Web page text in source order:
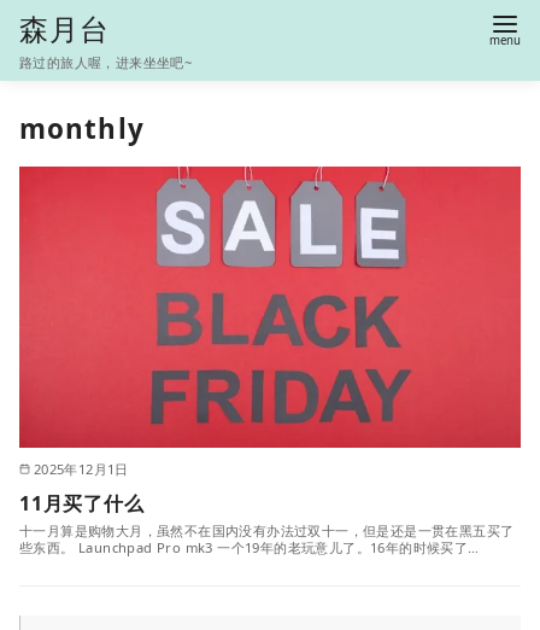
i
森月台
路过的旅人喔，进来坐坐吧~
monthly
2025年12月1日
11月买了什么
十一月算是购物大月，虽然不在国内没有办法过双十一，但是还是一贯在黑五买了
些东西。 Launchpad Pro mk3 一个19年的老玩意儿了。16年的时候买了…